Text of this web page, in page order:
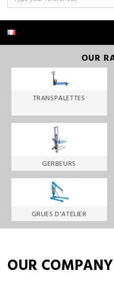
OUR
TRANSPALETTES
GERBEURS
GRUES D'ATELIER
OUR COMPANY